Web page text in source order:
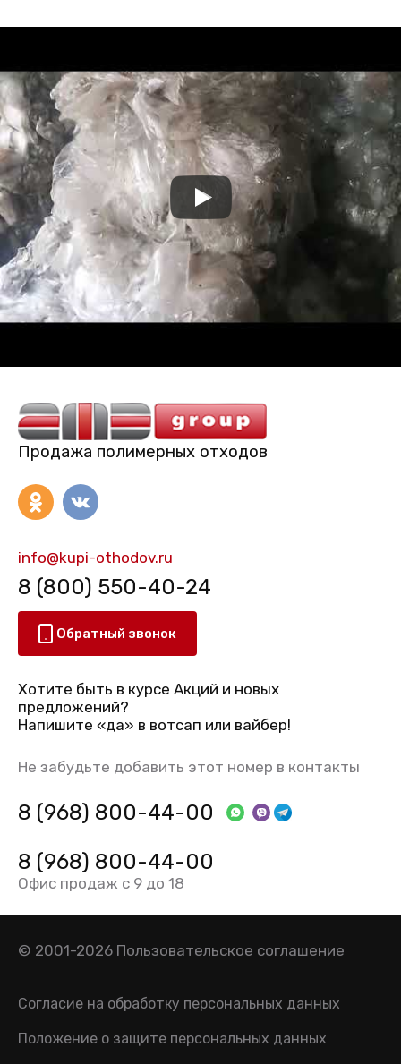
Продажа полимерных отходов
info@kupi-othodov.ru
8 (800) 550-40-24
Обратный звонок
Хотите быть в курсе Акций и новых
предложений?
Напишите «да» в вотсап или вайбер!
Не забудьте добавить этот номер в контакты
8 (968) 800-44-00
8 (968) 800-44-00
Офис продаж с 9 до 18
© 2001-2026 Пользовательское соглашение
Согласие на обработку персональных данных
Положение о защите персональных данных